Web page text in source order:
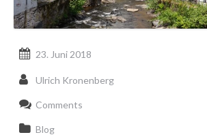
23. Juni 2018
Ulrich Kronenberg
Comments
Blog